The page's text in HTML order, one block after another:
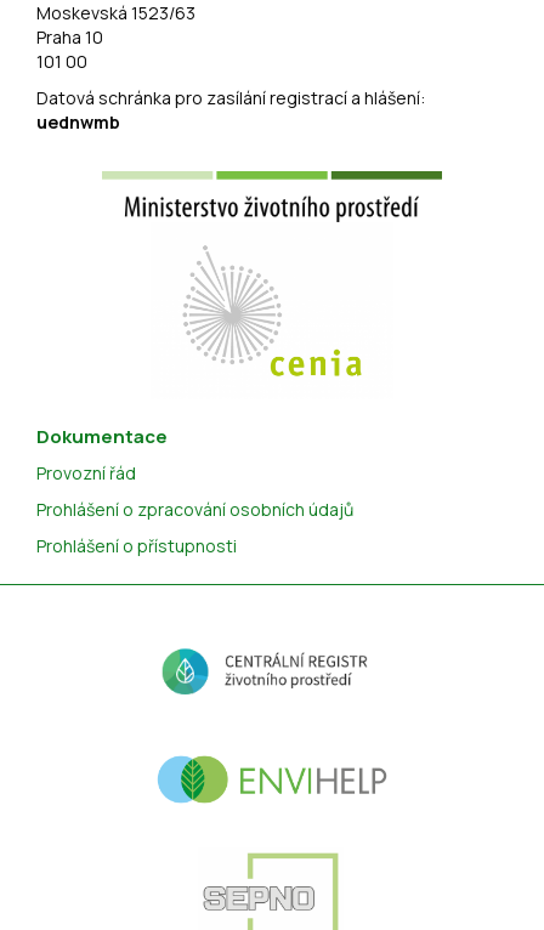
Moskevská 1523/63
Praha 10
101 00
Datová schránka pro zasílání registrací a hlášení:
uednwmb
Dokumentace
Provozní řád
Prohlášení o zpracování osobních údajů
Prohlášení o přístupnosti